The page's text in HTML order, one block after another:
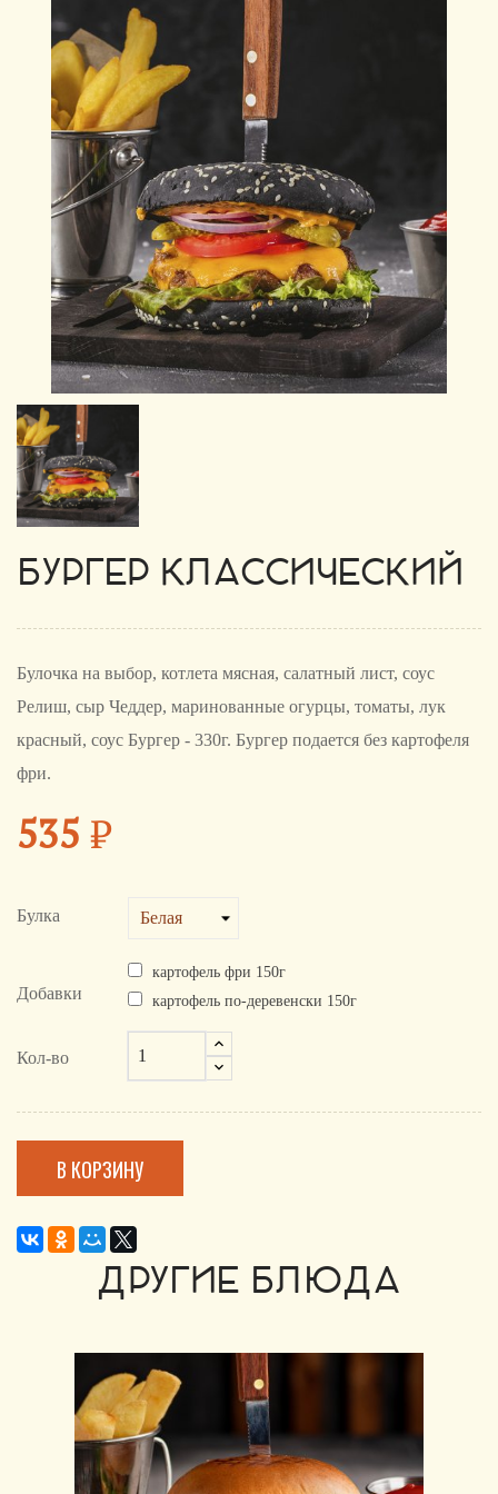
БУРГЕР КЛАССИЧЕСКИЙ
Булочка на выбор, котлета мясная, салатный лист, соус
Релиш, сыр Чеддер, маринованные огурцы, томаты, лук
красный, соус Бургер - 330г. Бургер подается без картофеля
фри.
535 ₽
Булка
Добавки
картофель фри 150г
картофель по-деревенски 150г
Кол-во
В КОРЗИНУ
ДРУГИЕ БЛЮДА